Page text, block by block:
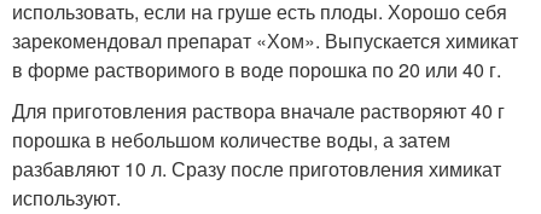
использовать, если на груше есть плоды. Хорошо себя
зарекомендовал препарат «Хом». Выпускается химикат
в форме растворимого в воде порошка по 20 или 40 г.
Для приготовления раствора вначале растворяют 40 г
порошка в небольшом количестве воды, а затем
разбавляют 10 л. Сразу после приготовления химикат
используют.